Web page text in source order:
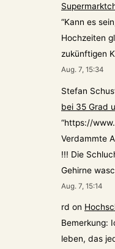
“Kann es
Hochzeiten
zukünftigen
Aug. 7, 15:34
Stefan
bei 35 Grad
“https://
Verdammte
!!! Die
Gehirne
Aug. 7, 15:14
rd on
Bemerkung:
leben, das